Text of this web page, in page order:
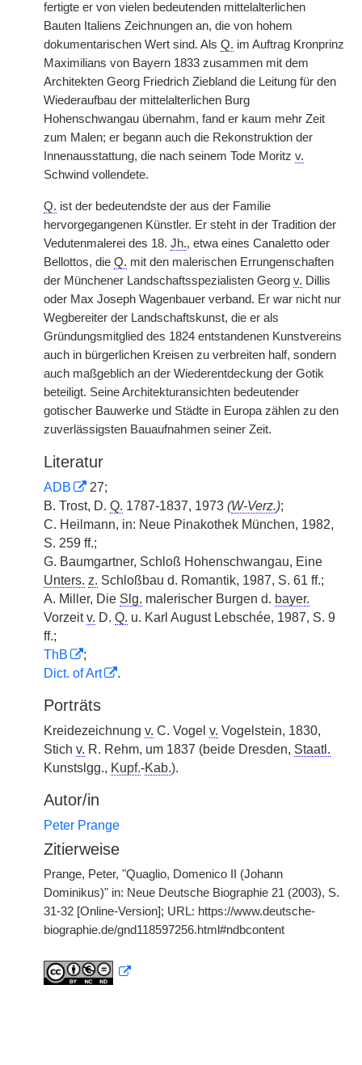
fertigte er von vielen bedeutenden mittelalterlichen
Bauten Italiens Zeichnungen an, die von hohem
dokumentarischen Wert sind. Als Q. im Auftrag Kronprinz
Maximilians von Bayern 1833 zusammen mit dem
Architekten Georg Friedrich Ziebland die Leitung für den
Wiederaufbau der mittelalterlichen Burg
Hohenschwangau übernahm, fand er kaum mehr Zeit
zum Malen; er begann auch die Rekonstruktion der
Innenausstattung, die nach seinem Tode Moritz v.
Schwind vollendete.
Q. ist der bedeutendste der aus der Familie
hervorgegangenen Künstler. Er steht in der Tradition der
Vedutenmalerei des 18. Jh., etwa eines Canaletto oder
Bellottos, die Q. mit den malerischen Errungenschaften
der Münchener Landschaftsspezialisten Georg v. Dillis
oder Max Joseph Wagenbauer verband. Er war nicht nur
Wegbereiter der Landschaftskunst, die er als
Gründungsmitglied des 1824 entstandenen Kunstvereins
auch in bürgerlichen Kreisen zu verbreiten half, sondern
auch maßgeblich an der Wiederentdeckung der Gotik
beteiligt. Seine Architekturansichten bedeutender
gotischer Bauwerke und Städte in Europa zählen zu den
zuverlässigsten Bauaufnahmen seiner Zeit.
Literatur
ADB
27;
B. Trost, D. Q. 1787-1837, 1973 (W-Verz.);
C. Heilmann, in: Neue Pinakothek München, 1982,
S. 259 ff.;
G. Baumgartner, Schloß Hohenschwangau, Eine
Unters. z. Schloßbau d. Romantik, 1987, S. 61 ff.;
A. Miller, Die Slg. malerischer Burgen d. bayer.
Vorzeitv. D. Q. u. Karl August Lebschée, 1987, S. 9
ff.;
ThB
;
Dict. of Art
.
Porträts
Kreidezeichnung v. C. Vogel v. Vogelstein, 1830,
Stich v. R. Rehm, um 1837 (beide Dresden, Staatl.
Kunstslgg., Kupf.-Kab.).
Autor/in
Peter Prange
Zitierweise
Prange, Peter, "Quaglio, Domenico II (Johann
Dominikus)" in: Neue Deutsche Biographie 21 (2003), S.
31-32 [Online-Version]; URL: https://www.deutsche-
biographie.de/gnd118597256.html#ndbcontent